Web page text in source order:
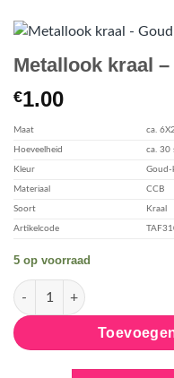
Metallook kraal
€1.00
Maat ca.
Hoeveelheid ca. 30
Kleur Goud-
Materiaal CCB
Soort Kraal
Artikelcode
5 op voorraad
Metallook kraal - Goud-